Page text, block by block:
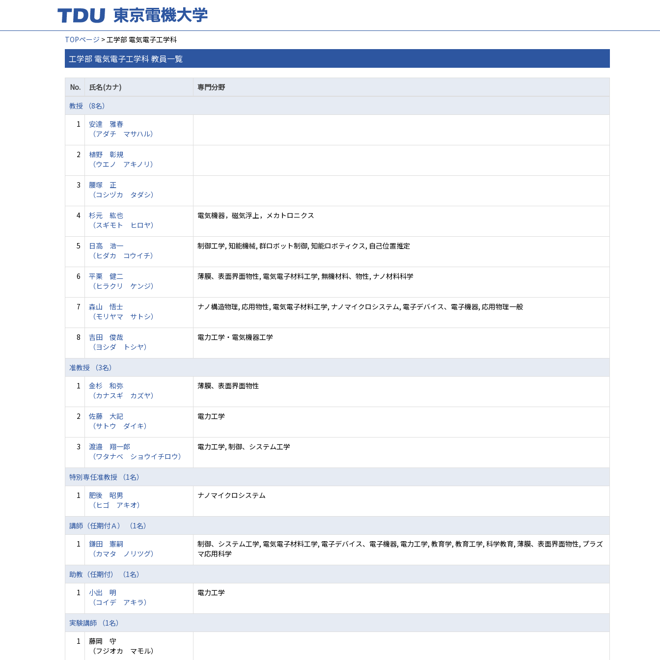
TOPページ > 工学部 電気電子工学科
工学部 電気電子工学科 教員一覧
No. 氏名(カナ)
専門分野
教授 （8名）
1
安達 雅春
（アダチ マサハル）
2
植野 彰規
（ウエノ アキノリ）
3
腰塚 正
（コシヅカ タダシ）
4
杉元 紘也
（スギモト ヒロヤ）
電気機器，磁気浮上，メカトロニクス
5
日高 浩一
（ヒダカ コウイチ）
制御工学, 知能機械, 群ロボット制御, 知能ロボティクス, 自己位置推定
6
平栗 健二
（ヒラクリ ケンジ）
薄膜、表面界面物性, 電気電子材料工学, 無機材料、物性, ナノ材料科学
7
森山 悟士
（モリヤマ サトシ）
ナノ構造物理, 応用物性, 電気電子材料工学, ナノマイクロシステム, 電子デバイス、電子機器, 応用物理一般
8
吉田 俊哉
（ヨシダ トシヤ）
電力工学・電気機器工学
准教授 （3名）
1
金杉 和弥
（カナスギ カズヤ）
薄膜、表面界面物性
2
佐藤 大記
（サトウ ダイキ）
電力工学
3
渡邉 翔一郎
（ワタナベ ショウイチロウ）
電力工学, 制御、システム工学
特別専任准教授 （1名）
1
肥後 昭男
（ヒゴ アキオ）
ナノマイクロシステム
講師（任期付Ａ） （1名）
1
鎌田 憲嗣
（カマタ ノリツグ）
制御、システム工学, 電気電子材料工学, 電子デバイス、電子機器, 電力工学, 教育学, 教育工学, 科学教育, 薄膜、表面界面物性, プラズ
マ応用科学
助教（任期付） （1名）
1
小出 明
（コイデ アキラ）
電力工学
実験講師 （1名）
1
藤岡 守
（フジオカ マモル）